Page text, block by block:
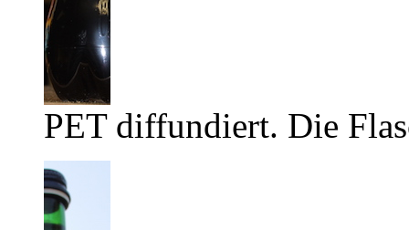
PET diffundiert. Die